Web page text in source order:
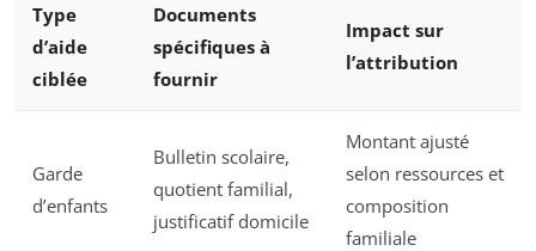
Type
d’aide
ciblée
Documents
spécifiques à
fournir
Impact sur
l’attribution
Garde
d’enfants
Bulletin scolaire,
quotient familial,
justificatif domicile
Montant ajusté
selon ressources et
composition
familiale